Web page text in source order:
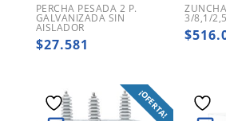
PERCHA PESADA 2 P.
GALVANIZADA SIN
AISLADOR
$27.581
3/8,1/
$
¡OFERTA!